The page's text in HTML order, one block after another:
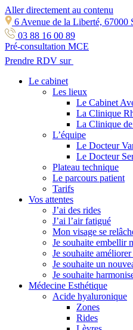
Aller directement au contenu
6 Avenue de la Liberté, 67000
03 88 16 00 89
Pré-consultation MCE
Prendre RDV sur
Le cabinet
Les lieux
Le Cabinet
La Clinique
La Clinique
L’équipe
Le Docteur
Le Docteur
Plateau technique
Le parcours patient
Tarifs
Vos attentes
J’ai des rides
J’ai l’air fatigué
Mon visage se
Je souhaite embellir
Je souhaite
Je souhaite un
Je souhaite
Médecine Esthétique
Acide hyaluronique
Zones
Rides